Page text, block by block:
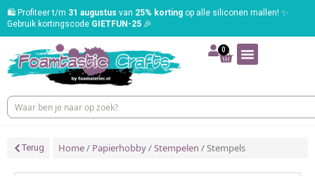
🛍️ Profiteer t/m 31 augustus van 25% korting op alle siliconen mallen! ✨
Gebruik kortingscode GIETFUN-25 🎉
0
Terug Home/ Papierhobby/Stempelen / Stempels